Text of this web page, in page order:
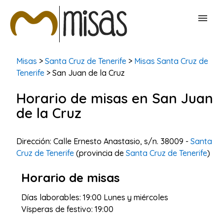
BUSCAR MISAS
Misas > Santa Cruz de Tenerife > Misas Santa Cruz de
Tenerife > San Juan de la Cruz
Horario de misas en San Juan
de la Cruz
Dirección: Calle Ernesto Anastasio, s/n. 38009 - Santa
Cruz de Tenerife (provincia de Santa Cruz de Tenerife)
Horario de misas
Días laborables: 19:00 Lunes y miércoles
Vísperas de festivo: 19:00